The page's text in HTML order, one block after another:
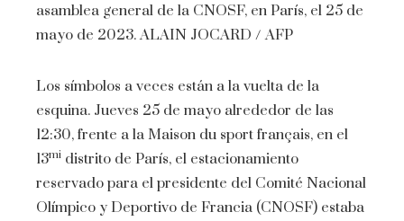
asamblea general de la CNOSF, en París, el 25 de
mayo de 2023.ALAIN JOCARD / AFP
Los símbolos a veces están a la vuelta de la
esquina. Jueves 25 de mayo alrededor de las
12:30, frente a la Maison du sport français, en el
13mi distrito de París, el estacionamiento
reservado para el presidente del Comité Nacional
Olímpico y Deportivo de Francia (CNOSF) estaba